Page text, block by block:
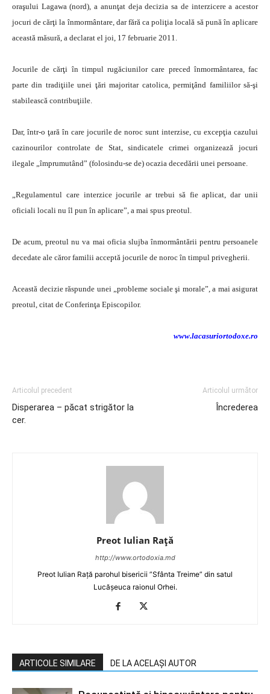
oraşului Lagawa (nord), a anunţat deja decizia sa de interzicere a acestor
jocuri de cărţi la înmormântare, dar fără ca poliţia locală să pună în aplicare
această măsură, a declarat el joi, 17 februarie 2011.
Jocurile de cărţi în timpul rugăciunilor care preced înmormântarea, fac
parte din tradiţiile unei ţări majoritar catolica, permiţând familiilor să-şi
stabilească contribuţiile.
Dar, într-o ţară în care jocurile de noroc sunt interzise, cu excepţia cazului
cazinourilor controlate de Stat, sindicatele crimei organizează jocuri
ilegale „împrumutând” (folosindu-se de) ocazia decedării unei persoane.
„Regulamentul care interzice jocurile ar trebui să fie aplicat, dar unii
oficiali locali nu îl pun în aplicare”, a mai spus preotul.
De acum, preotul nu va mai oficia slujba înmormântării pentru persoanele
decedate ale căror familii acceptă jocurile de noroc în timpul privegherii.
Această decizie răspunde unei „probleme sociale şi morale”, a mai asigurat
preotul, citat de Conferinţa Episcopilor.
www.lacasuriortodoxe.ro
Articolul precedent
Disperarea – păcat strigător la
cer.
Articolul următor
Încrederea
Preot Iulian Raţă
http://www.ortodoxia.md
Preot Iulian Rață parohul bisericii ”Sfânta Treime” din satul
Lucășeuca raionul Orhei.
ARTICOLE SIMILARE DE LA ACELAȘI AUTOR